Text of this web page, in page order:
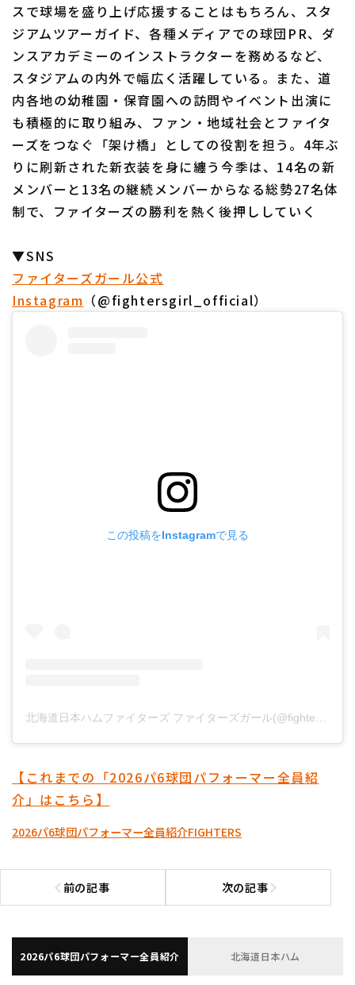
スで球場を盛り上げ応援することはもちろん、スタ
ジアムツアーガイド、各種メディアでの球団PR、ダ
ンスアカデミーのインストラクターを務めるなど、
スタジアムの内外で幅広く活躍している。また、道
内各地の幼稚園・保育園への訪問やイベント出演に
も積極的に取り組み、ファン・地域社会とファイタ
ーズをつなぐ「架け橋」としての役割を担う。4年ぶ
りに刷新された新衣装を身に纏う今季は、14名の新
メンバーと13名の継続メンバーからなる総勢27名体
制で、ファイターズの勝利を熱く後押ししていく
▼SNS
ファイターズガール公式
Instagram （@fightersgirl_official）
この投稿をInstagramで見る
北海道日本ハムファイターズ ファイターズガール(@fightersgirl_official)がシェアした投稿
【これまでの「2026パ6球団パフォーマー全員紹
介」はこちら】
2026パ6球団パフォーマー全員紹介FIGHTERS
前の記事
前の記事へ 次の記事次の記事へ
2026パ6球団パフォーマー全員紹介 北海道日本ハム